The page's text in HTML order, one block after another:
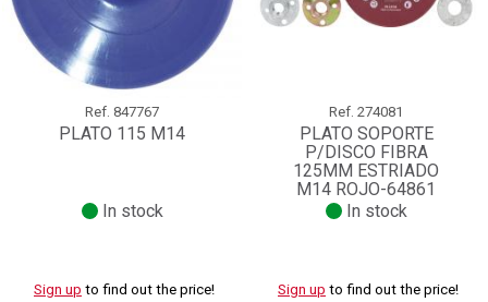
Ref. 847767
PLATO 115 M14
In stock
Sign up to find out the price!
Ref. 274081
PLATO SOPORTE
P/DISCO FIBRA
125MM ESTRIADO
M14 ROJO-64861
In stock
Sign up to find out the price!